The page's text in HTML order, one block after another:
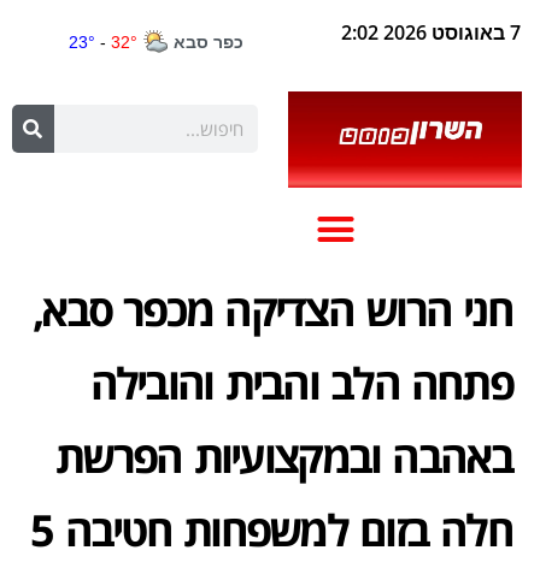
7 באוגוסט 2026 2:02
חני הרוש הצדיקה מכפר סבא,
פתחה הלב והבית והובילה
באהבה ובמקצועיות הפרשת
חלה בזום למשפחות חטיבה 5